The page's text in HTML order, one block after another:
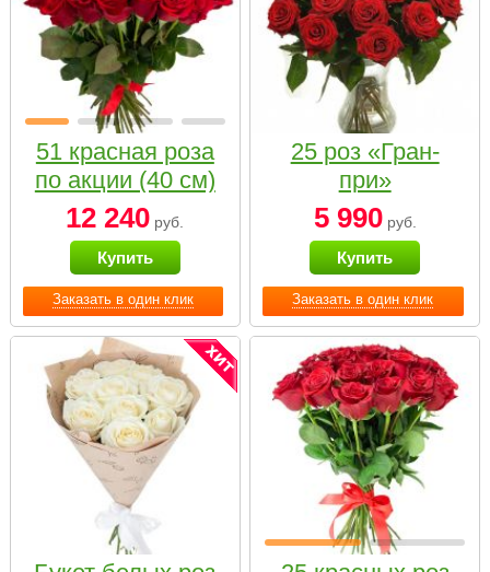
Заказать в один клик
51 красная роза
по акции (40 см)
12 240 руб.
Купить
Заказать в один клик
25 роз «Гран-
при»
5 990руб.
Купить